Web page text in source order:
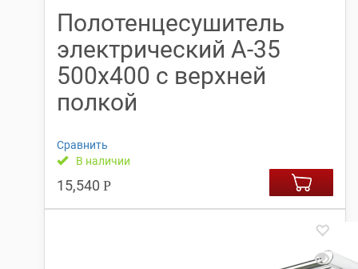
Полотенцесушитель
электрический А-35
500х400 с верхней
полкой
Сравнить
В наличии
15,540 Р